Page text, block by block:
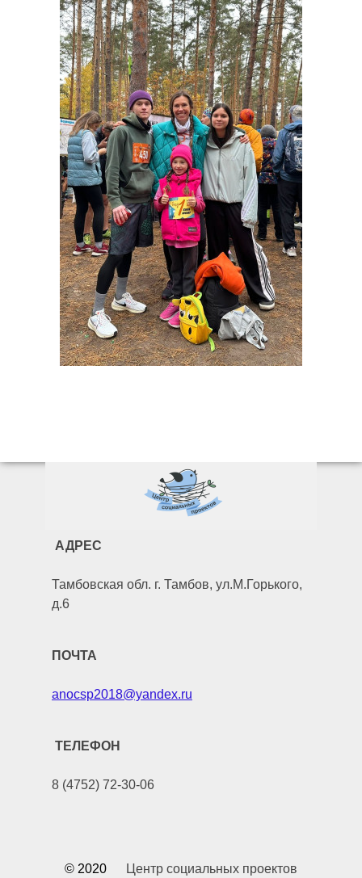
АДРЕС
Тамбовская обл. г. Тамбов, ул.М.Горького,
д.6
ПОЧТА
anocsp2018@yandex.ru
ТЕЛЕФОН
8 (4752) 72-30-06
© 2020 Центр социальных проектов